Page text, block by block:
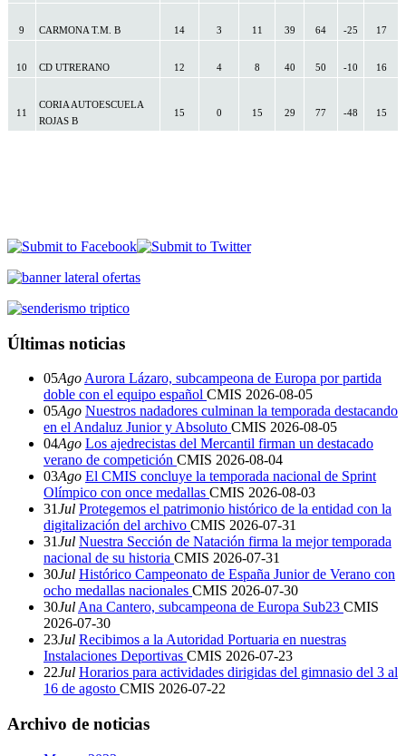
9 CARMONA T.M. B 14 3 11 39 64 -25 17
10 CD UTRERANO 12 4 8 40 50 -10 16
11
CORIA AUTOESCUELA
ROJAS B
15 0 15 29 77 -48 15
Últimas noticias
05Ago Aurora Lázaro, subcampeona de Europa por partida
doble con el equipo español CMIS 2026-08-05
05Ago Nuestros nadadores culminan la temporada destacando
en el Andaluz Junior y Absoluto CMIS 2026-08-05
04Ago Los ajedrecistas del Mercantil firman un destacado
verano de competición CMIS 2026-08-04
03Ago El CMIS concluye la temporada nacional de Sprint
Olímpico con once medallas CMIS 2026-08-03
31Jul Protegemos el patrimonio histórico de la entidad con la
digitalización del archivo CMIS 2026-07-31
31Jul Nuestra Sección de Natación firma la mejor temporada
nacional de su historia CMIS 2026-07-31
30Jul Histórico Campeonato de España Junior de Verano con
ocho medallas nacionales CMIS 2026-07-30
30Jul Ana Cantero, subcampeona de Europa Sub23 CMIS
2026-07-30
23Jul Recibimos a la Autoridad Portuaria en nuestras
Instalaciones Deportivas CMIS 2026-07-23
22Jul Horarios para actividades dirigidas del gimnasio del 3 al
16 de agosto CMIS 2026-07-22
Archivo de noticias